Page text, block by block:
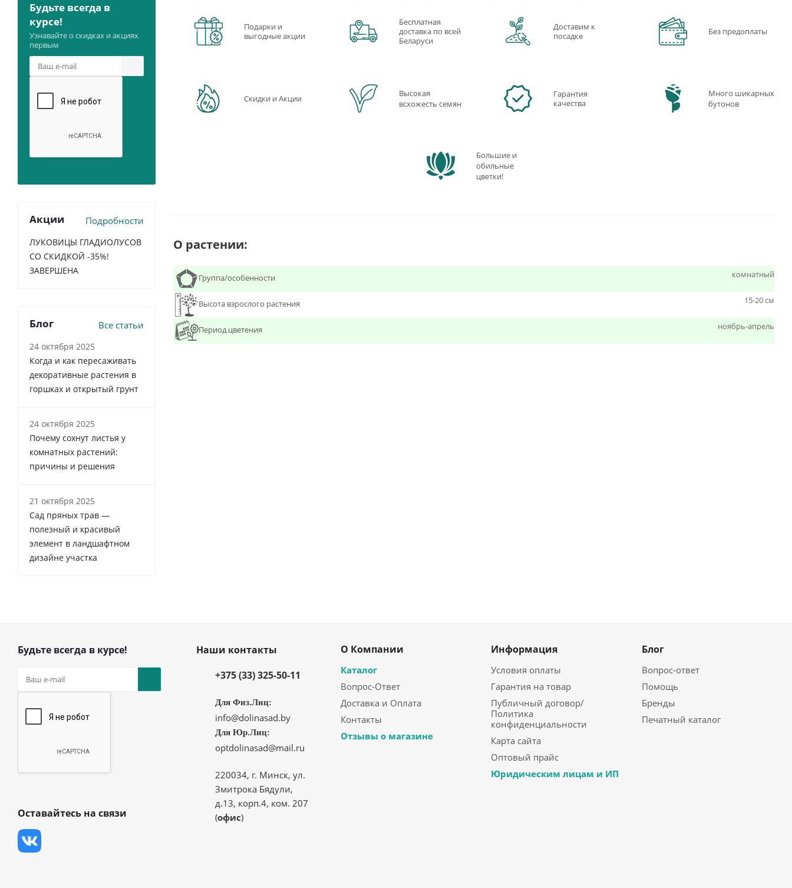
Подарки и
выгодные акции
Бесплатная
доставка по всей
Беларуси
Доставим к
посадке
Без предоплаты
Скидки и Акции
Высокая
всхожесть семян
Гарантия
качества
Много шикарных
бутонов
Большие и
обильные
цветки!
О растении:
Группа/особенности комнатный
Высота взрослого растения 15-20 см
Период цветения ноябрь-апрель
Будьте всегда в
курсе!
Узнавайте о скидках и акциях
первым
Акции Подробности
ЛУКОВИЦЫ ГЛАДИОЛУСОВ
СО СКИДКОЙ -35%!
ЗАВЕРШЕНА
Блог Все статьи
24 октября 2025
Когда и как пересаживать
декоративные растения в
горшках и открытый грунт
24 октября 2025
Почему сохнут листья у
комнатных растений:
причины и решения
21 октября 2025
Сад пряных трав —
полезный и красивый
элемент в ландшафтном
дизайне участка
Будьте всегда в курсе!
Оставайтесь на связи
Наши контакты
+375 (33) 325-50-11
Для Физ.Лиц:
info@dolinasad.by
Для Юр.Лиц:
optdolinasad@mail.ru
220034, г. Минск, ул.
Змитрока Бядули,
д.13, корп.4, ком. 207
(офис)
О Компании
Каталог
Вопрос-Ответ
Доставка и Оплата
Контакты
Отзывы о магазине
Информация
Условия оплаты
Гарантия на товар
Публичный договор/
Политика
конфиденциальности
Карта сайта
Оптовый прайс
Юридическим лицам и ИП
Блог
Вопрос-ответ
Помощь
Бренды
Печатный каталог